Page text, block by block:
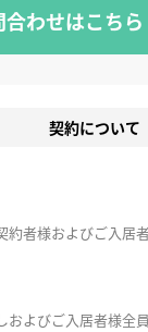
わせはこちら
契約について
約者様およびご入居
およびご入居者様全